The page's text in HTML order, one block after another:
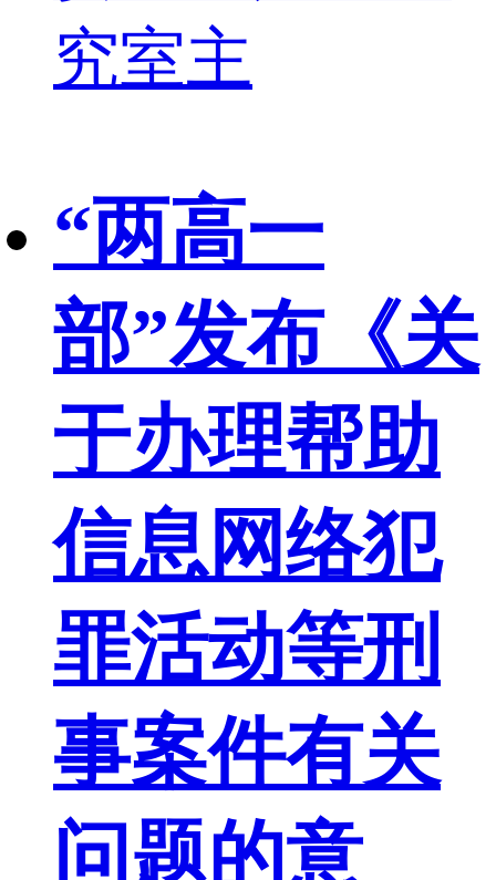
究室主
“两高一
部”发布《关
于办理帮助
信息网络犯
罪活动等刑
事案件有关
问题的意